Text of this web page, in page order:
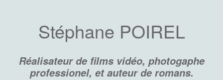
Stéphane POIREL
Réalisateur de films vidéo, photogaphe
professionel, et auteur de romans.